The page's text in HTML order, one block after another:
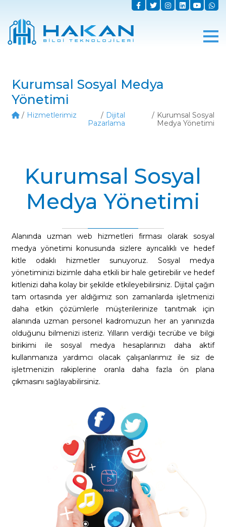
Kurumsal Sosyal Medya
Yönetimi
Hizmetlerimiz
Dijital
Pazarlama
Kurumsal Sosyal
Medya Yönetimi
Kurumsal Sosyal
Medya Yönetimi
Alanında uzman web hizmetleri firması olarak sosyal
medya yönetimi konusunda sizlere ayrıcalıklı ve hedef
kitle odaklı hizmetler sunuyoruz. Sosyal medya
yönetiminizi bizimle daha etkili bir hale getirebilir ve hedef
kitlenizi daha kolay bir şekilde etkileyebilirsiniz. Dijital çağın
tam ortasında yer aldığımız son zamanlarda işletmenizi
daha etkin çözümlerle müşterilerinize tanıtmak için
alanında uzman personel kadromuzun her an yanınızda
olduğunu bilmenizi isteriz. Yılların verdiği tecrübe ve bilgi
birikimi ile sosyal medya hesaplarınızı daha aktif
kullanmanıza yardımcı olacak çalışanlarımız ile siz de
işletmenizin rakiplerine oranla daha fazla ön plana
çıkmasını sağlayabilirsiniz.